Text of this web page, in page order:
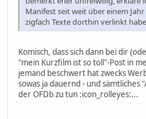
Manifest seit weit über einem
zigfach Texte dorthin verlinkt
Komisch, dass sich dann bei dir
"mein Kurzfilm ist so toll"-Post in
jemand beschwert hat zwecks
sowas ja dauernd - und
der OFDb zu tun :icon_rolleyes:...